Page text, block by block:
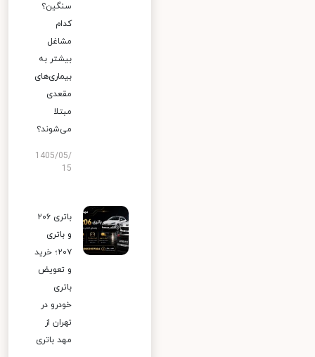
سنگین؟
کدام
مشاغل
بیشتر به
بیماری‌های
مقعدی
مبتلا
می‌شوند؟
1405/05/
15
باتری ۲۰۶
و باتری
۲۰۷؛ خرید
و تعویض
باتری
خودرو در
تهران از
مهد باتری